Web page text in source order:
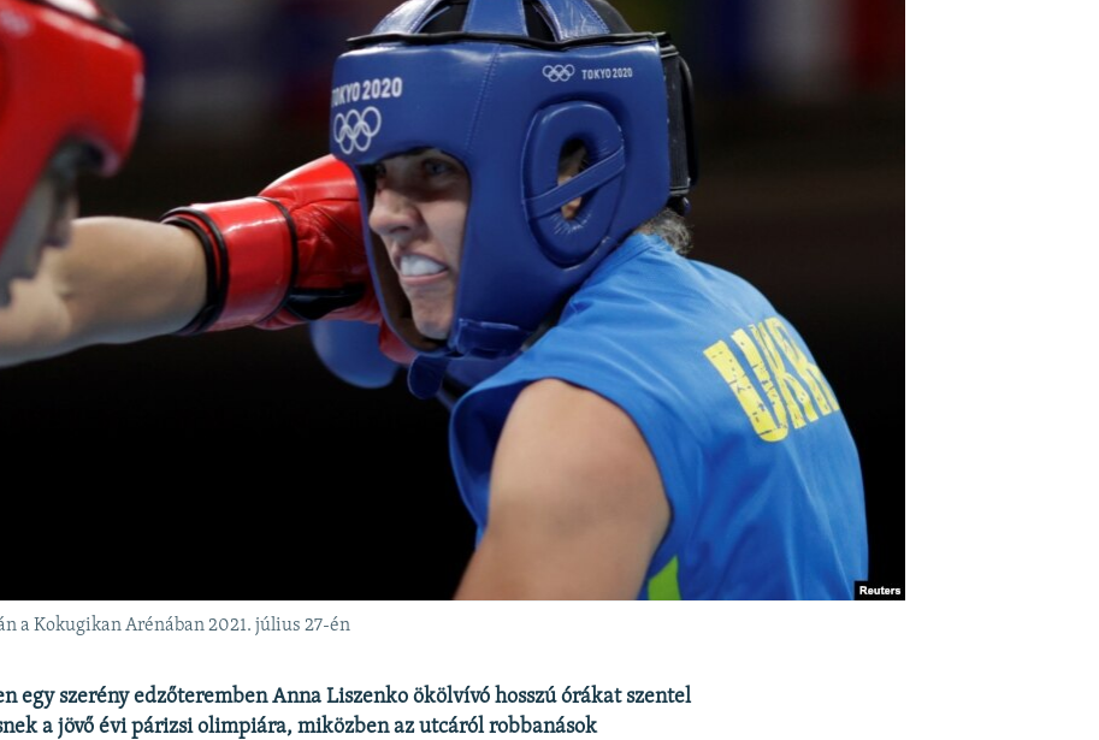
a Kokugikan Arénában 2021. július 27-én
egy szerény edzőteremben Anna Liszenko ökölvívó hosszú órákat szentel
a jövő évi párizsi olimpiára, miközben az utcáról robbanások